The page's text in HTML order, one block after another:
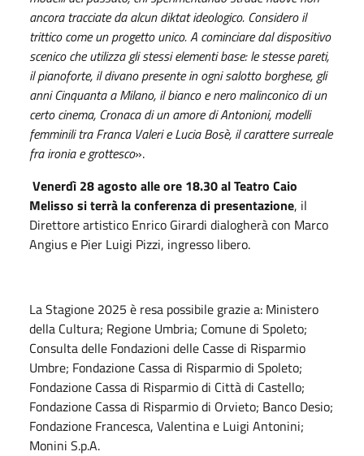
ancora tracciate da alcun diktat ideologico. Considero il
trittico come un progetto unico. A cominciare dal dispositivo
scenico che utilizza gli stessi elementi base: le stesse pareti,
il pianoforte, il divano presente in ogni salotto borghese, gli
anni Cinquanta a Milano, il bianco e nero malinconico di un
certo cinema, Cronaca di un amore di Antonioni, modelli
femminili tra Franca Valeri e Lucia Bosè, il carattere surreale
fra ironia e grottesco».
Venerdì 28 agosto alle ore 18.30 al Teatro Caio
Melisso si terrà la conferenza di presentazione, il
Direttore artistico Enrico Girardi dialogherà con Marco
Angius e Pier Luigi Pizzi, ingresso libero.
La Stagione 2025 è resa possibile grazie a: Ministero
della Cultura; Regione Umbria; Comune di Spoleto;
Consulta delle Fondazioni delle Casse di Risparmio
Umbre; Fondazione Cassa di Risparmio di Spoleto;
Fondazione Cassa di Risparmio di Città di Castello;
Fondazione Cassa di Risparmio di Orvieto; Banco Desio;
Fondazione Francesca, Valentina e Luigi Antonini;
Monini S.p.A.